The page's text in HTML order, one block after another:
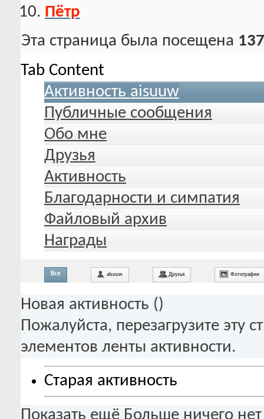
Пётр
Эта страница была посещена
Tab Content
Активность aisuuw
Публичные сообщения
Обо мне
Друзья
Активность
Благодарности и симпатия
Файловый архив
Награды
Все aisuuw Друзья Фотографии
Новая активность ()
Пожалуйста, перезагрузите эту
элементов ленты активности.
Старая активность
Показать ещё Больше ничего нет